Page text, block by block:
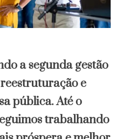
a segunda gestão
e
pública. Até o
trabalhando